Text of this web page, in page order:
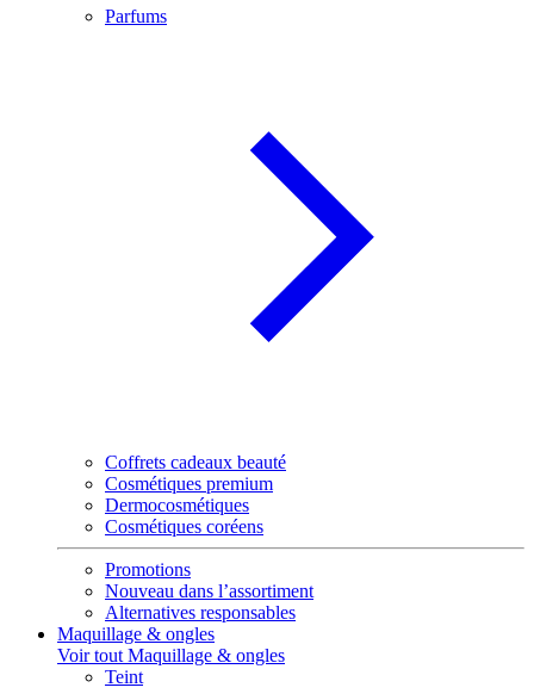
Parfums
Coffrets cadeaux beauté
Cosmétiques premium
Dermocosmétiques
Cosmétiques coréens
Promotions
Nouveau dans l’assortiment
Alternatives responsables
Maquillage & ongles
Voir tout Maquillage & ongles
Teint